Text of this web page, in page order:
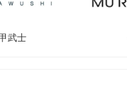
武士